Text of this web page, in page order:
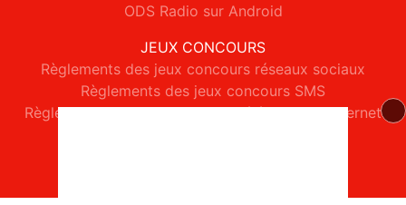
ODS Radio sur Android
JEUX CONCOURS
Règlements des jeux concours réseaux sociaux
Règlements des jeux concours SMS
Règlements des jeux concours téléphone et internet